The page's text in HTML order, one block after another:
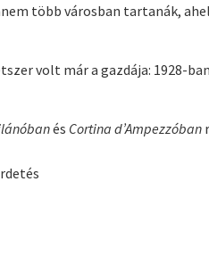
több városban tartanák,
volt már a gazdája: 1928-
és Cortina d’Ampezzóban